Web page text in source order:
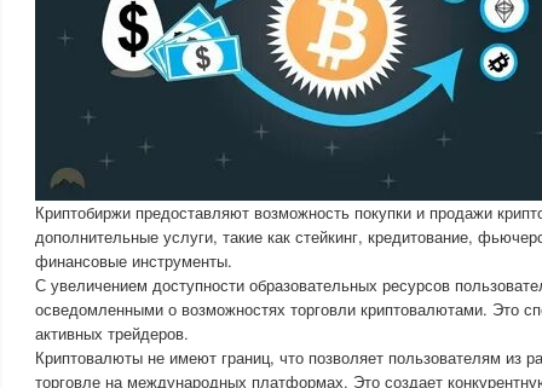
Криптобиржи предоставляют возможность покупки и продажи
дополнительные услуги, такие как стейкинг, кредитование,
финансовые инструменты.
С увеличением доступности образовательных ресурсов
осведомленными о возможностях торговли криптовалютами. Это
активных трейдеров.
Криптовалюты не имеют границ, что позволяет пользователям из
торговле на международных платформах. Это создает